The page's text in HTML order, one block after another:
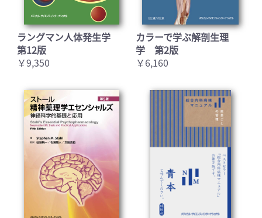
お買い物を続ける カートへ進む
ラングマン人体発生学
第12版
￥9,350
カラーで学ぶ解剖生理
学 第2版
￥6,160